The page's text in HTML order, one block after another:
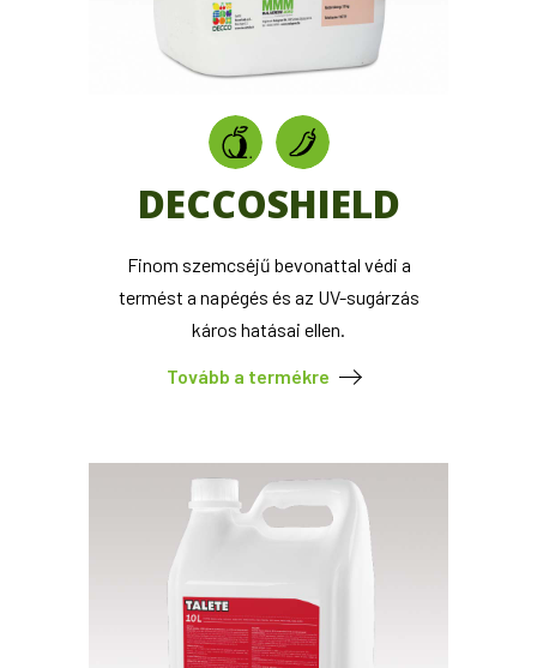
DECCOSHIELD
Finom szemcséjű bevonattal védi a
termést a napégés és az UV-sugárzás
káros hatásai ellen.
Tovább a termékre